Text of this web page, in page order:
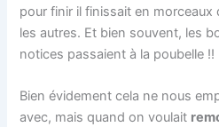
pour finir il finissait en
les autres. Et bien souvent, les
notices passaient à la poubelle !!
Bien évidement cela ne nous
avec, mais quand on voulait